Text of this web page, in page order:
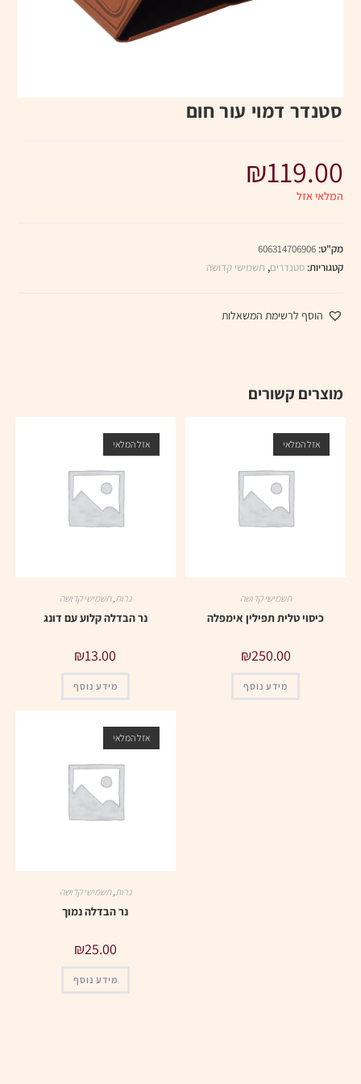
סטנדר דמוי עור חום
₪119.00
המלאי אזל
מק"ט:606314706906
קטגוריות:סטנדרים, תשמישי קדושה
הוסף לרשימת המשאלות
מוצרים קשורים
אזל המלאי
נרות,תשמישי קדושה
נר הבדלה קלוע עם דונג
₪13.00
מידע נוסף
אזל המלאי
תשמישי קדושה
כיסוי טלית תפילין אימפלה
₪250.00
מידע נוסף
אזל המלאי
נרות ,תשמישי קדושה
נר הבדלה נמוך
₪25.00
מידע נוסף